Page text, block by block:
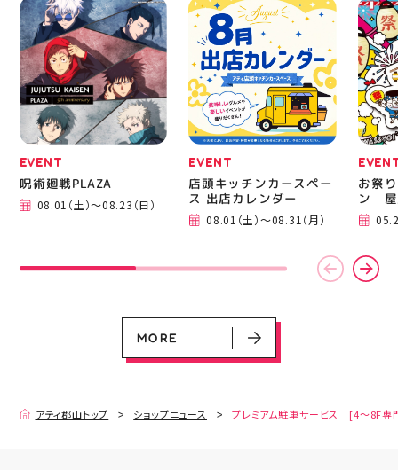
呪術廻戦PLAZA
店頭キッチンカースペース 出店カ
お祭りBBQビアガーデン 屋上で好
ヨドバシカメラ 平日限定1時間駐
プレミアム駐車サービス [4～8F
MORE
EVENT
呪術廻戦PLAZA
08.01（土）～08.23（日）
EVENT
店頭キッチンカースペー
ス 出店カレンダー
08.01（土）～08.31（月）
お祭
ン 屋
MORE
アティ郡山トップ ショップニュース プレミアム駐車サービス [4～8F専